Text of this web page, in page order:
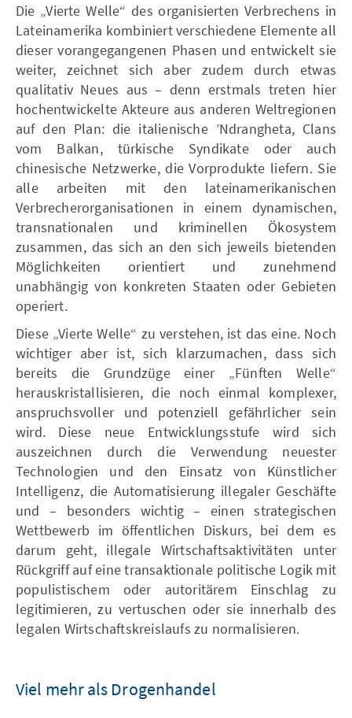
Die „Vierte Welle“ des organisierten Verbrechens in
Lateinamerika kombiniert verschiedene Elemente all
dieser vorangegangenen Phasen und entwickelt sie
weiter, zeichnet sich aber zudem durch etwas
qualitativ Neues aus – denn erstmals treten hier
hochentwickelte Akteure aus anderen Weltregionen
auf den Plan: die italienische ’Ndrangheta, Clans
vom Balkan, türkische Syndikate oder auch
chinesische Netzwerke, die Vorprodukte liefern. Sie
alle arbeiten mit den lateinamerikanischen
Verbrecherorganisationen in einem dynamischen,
transnationalen und kriminellen Ökosystem
zusammen, das sich an den sich jeweils bietenden
Möglichkeiten orientiert und zunehmend
unabhängig von konkreten Staaten oder Gebieten
operiert.
Diese „Vierte Welle“ zu verstehen, ist das eine. Noch
wichtiger aber ist, sich klarzumachen, dass sich
bereits die Grundzüge einer „Fünften Welle“
herauskristallisieren, die noch einmal komplexer,
anspruchsvoller und potenziell gefährlicher sein
wird. Diese neue Entwicklungsstufe wird sich
auszeichnen durch die Verwendung neuester
Technologien und den Einsatz von Künstlicher
Intelligenz, die Automatisierung illegaler Geschäfte
und – besonders wichtig – einen strategischen
Wettbewerb im öffentlichen Diskurs, bei dem es
darum geht, illegale Wirtschaftsaktivitäten unter
Rückgriff auf eine transaktionale politische Logik mit
populistischem oder autoritärem Einschlag zu
legitimieren, zu vertuschen oder sie innerhalb des
legalen Wirtschaftskreislaufs zu normalisieren.
Viel mehr als Drogenhandel